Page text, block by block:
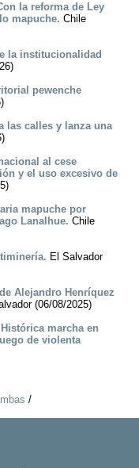
la reforma de Ley
mapuche. Chile
la institucionalidad
pewenche
las calles y lanza una
al cese
y el uso excesivo de
mapuche por
Lanalhue. Chile
El Salvador
Alejandro Henríquez
(06/08/2025)
marcha en
de violenta
/